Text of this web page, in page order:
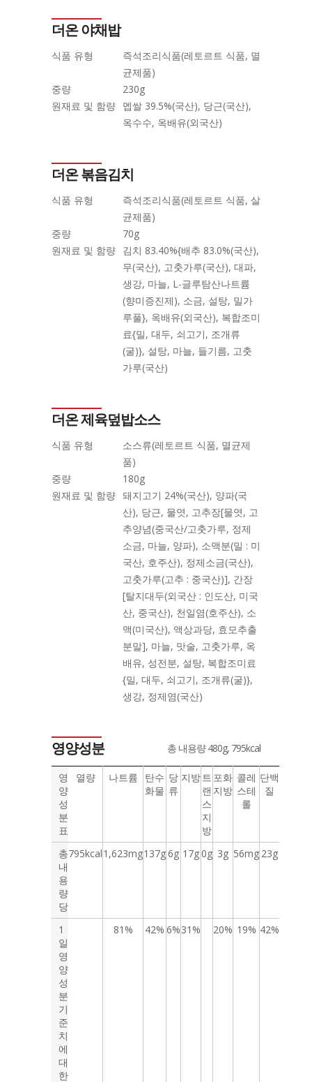
더온 야채밥
식품 유형
즉석조리식품(레토르트 식품, 멸
균제품)
중량
230g
원재료 및 함량 멥쌀 39.5%(국산), 당근(국산),
옥수수, 옥배유(외국산)
더온 볶음김치
식품 유형
즉석조리식품(레토르트 식품, 살
균제품)
중량
70g
원재료 및 함량 김치 83.40%{배추 83.0%(국산),
무(국산), 고춧가루(국산), 대파,
생강, 마늘, L-글루탐산나트륨
(향미증진제), 소금, 설탕, 밀가
루풀}, 옥배유(외국산), 복합조미
료{밀, 대두, 쇠고기, 조개류
(굴)}, 설탕, 마늘, 들기름, 고춧
가루(국산)
더온 제육덮밥소스
식품 유형
소스류(레토르트 식품, 멸균제
품)
중량
180g
원재료 및 함량 돼지고기 24%(국산), 양파(국
산), 당근, 물엿, 고추장[물엿, 고
추양념(중국산/고춧가루, 정제
소금, 마늘, 양파), 소맥분(밀 : 미
국산, 호주산), 정제소금(국산),
고춧가루(고추 : 중국산)], 간장
[탈지대두(외국산 : 인도산, 미국
산, 중국산), 천일염(호주산), 소
맥(미국산), 액상과당, 효모추출
분말], 마늘, 맛술, 고춧가루, 옥
배유, 성전분, 설탕, 복합조미료
{밀, 대두, 쇠고기, 조개류(굴)},
생강, 정제염(국산)
영양성분 총 내용량 480g, 795kcal
영
양
성
분
표
열량 나트륨
탄수
화물
당
류
지방트
랜
스
지
방
포화
지방
콜레
스테
롤
단백
질
총
내
용
량
당
795kcal1,623mg137g6g 17g 0g 3g 56mg 23g
1
일
영
양
성
분
기
준
치
에
대
한
81% 42% 6%31% 20% 19% 42%